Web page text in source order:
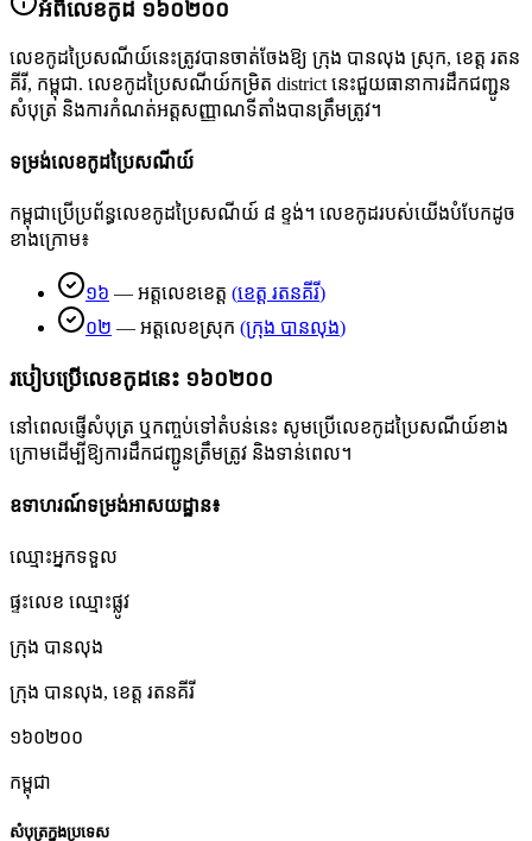
អំពីលេខកូដ ១៦០២០០
លេខកូដប្រៃសណីយ៍នេះត្រូវបានចាត់ចែងឱ្យ ក្រុង បានលុង ស្រុក, ខេត្ត រតន
គីរី, កម្ពុជា. លេខកូដប្រៃសណីយ៍កម្រិត district នេះជួយធានាការដឹកជញ្ជូន
សំបុត្រ និងការកំណត់អត្តសញ្ញាណទីតាំងបានត្រឹមត្រូវ។
ទម្រង់លេខកូដប្រៃសណីយ៍
កម្ពុជាប្រើប្រព័ន្ធលេខកូដប្រៃសណីយ៍ ៨ ខ្ទង់។ លេខកូដរបស់យើងបំបែកដូច
ខាងក្រោម៖
១៦ — អត្តលេខខេត្ត (ខេត្ត រតនគីរី)
០២ — អត្តលេខស្រុក (ក្រុង បានលុង)
របៀបប្រើលេខកូដនេះ ១៦០២០០
នៅពេលផ្ញើសំបុត្រ ឬកញ្ចប់ទៅតំបន់នេះ សូមប្រើលេខកូដប្រៃសណីយ៍ខាង
ក្រោមដើម្បីឱ្យការដឹកជញ្ជូនត្រឹមត្រូវ និងទាន់ពេល។
ឧទាហរណ៍ទម្រង់អាសយដ្ឋាន៖
ឈ្មោះអ្នកទទួល
ផ្ទះលេខ ឈ្មោះផ្លូវ
ក្រុង បានលុង
ក្រុង បានលុង, ខេត្ត រតនគីរី
១៦០២០០
កម្ពុជា
សំបុត្រក្នុងប្រទេស